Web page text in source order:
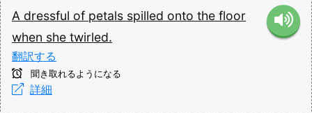
A dressful of petals spilled onto the floor
when she twirled.
翻訳する
聞き取れるようになる
詳細